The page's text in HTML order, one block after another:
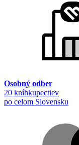
Osobný odber
20 kníhkupectiev
po celom Slovensku